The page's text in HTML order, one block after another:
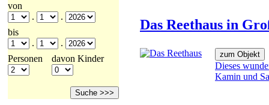
Das Reethaus in
Dieses
Kamin und
von
.
.
bis
.
.
Personen
davon Kinder